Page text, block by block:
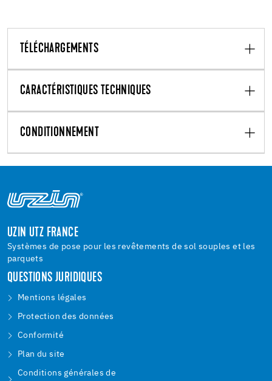
TÉLÉCHARGEMENTS
CARACTÉRISTIQUES TECHNIQUES
CONDITIONNEMENT
UZIN UTZ FRANCE
Systèmes de pose pour les revêtements de sol souples et les
parquets
QUESTIONS JURIDIQUES
Mentions légales
Protection des données
Conformité
Plan du site
Conditions générales de